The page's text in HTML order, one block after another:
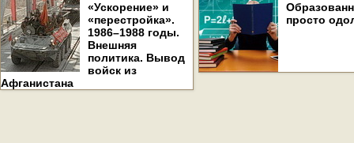
«Ускорение» и
«перестройка».
1986–1988 годы.
Внешняя
политика. Вывод
войск из
Афганистана
просто